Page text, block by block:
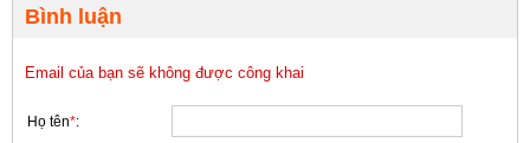
Bình luận
Email của bạn sẽ không được công khai
Họ tên*: